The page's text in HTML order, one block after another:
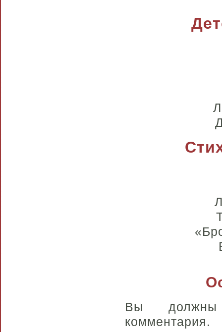
Вы
комментария.